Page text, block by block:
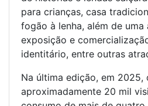
para crianças, casa
fogão à lenha, além de uma
exposição e
identitário, entre outras
Na última edição, em 2025,
aproximadamente 20 mil